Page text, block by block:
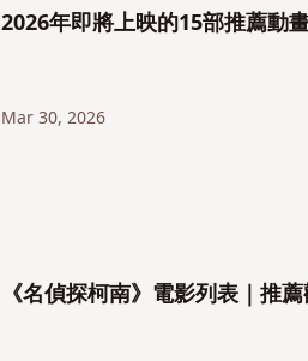
2026年即將上映的15部推薦動
Mar 30, 2026
《名偵探柯南》電影列表｜推